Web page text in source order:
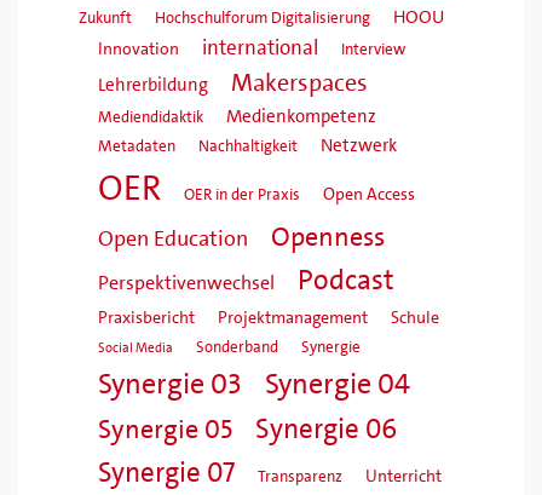
Zukunft
Hochschulforum Digitalisierung HOOU
Innovation international Interview
Lehrerbildung Makerspaces
Mediendidaktik Medienkompetenz
Metadaten Nachhaltigkeit Netzwerk
OER OER in der Praxis Open Access
Open Education Openness
Perspektivenwechsel Podcast
Praxisbericht Projektmanagement Schule
Social Media Sonderband Synergie
Synergie 03 Synergie 04
Synergie 05
Synergie 06
Synergie 07
Transparenz Unterricht